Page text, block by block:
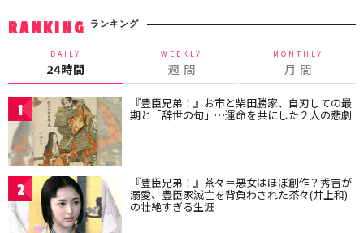
RANKING ランキング
DAILY
24時間
WEEKLY
週 間
MONTHLY
月 間
1 『豊臣兄弟！』お市と柴田勝家、自刃しての最
期と「辞世の句」…運命を共にした２人の悲劇
2 『豊臣兄弟！』茶々＝悪女はほぼ創作？秀吉が
溺愛、豊臣家滅亡を背負わされた茶々(井上和)
の壮絶すぎる生涯